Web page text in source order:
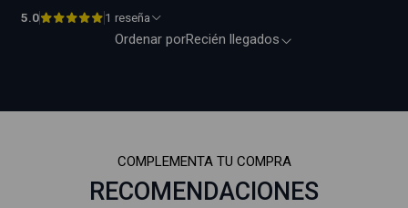
5.0 1 reseña
Ordenar porRecién llegados
COMPLEMENTA TU COMPRA
RECOMENDACIONES